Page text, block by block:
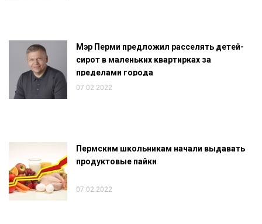
Мэр Перми предложил расселять детей-
сирот в маленьких квартирках за
пределами города
07.02.2022
Пермским школьникам начали выдавать
продуктовые пайки
07.02.2022